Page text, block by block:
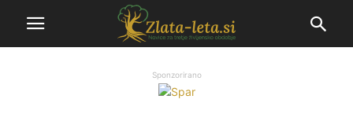
Sponzorirano